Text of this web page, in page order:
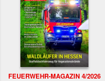
FEUERWEHR-MAGAZIN 4/2026